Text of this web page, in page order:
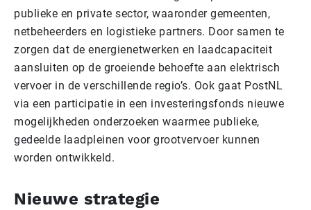
publieke en private sector, waaronder gemeenten,
netbeheerders en logistieke partners. Door samen te
zorgen dat de energienetwerken en laadcapaciteit
aansluiten op de groeiende behoefte aan elektrisch
vervoer in de verschillende regio’s. Ook gaat PostNL
via een participatie in een investeringsfonds nieuwe
mogelijkheden onderzoeken waarmee publieke,
gedeelde laadpleinen voor grootvervoer kunnen
worden ontwikkeld.
Nieuwe strategie